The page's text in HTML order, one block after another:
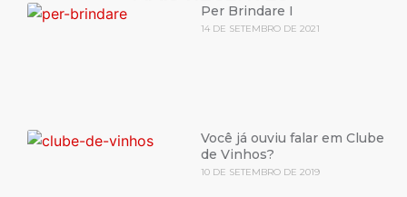
Per Brindare I
14 DE SETEMBRO DE 2021
Você já ouviu falar em Clube
de Vinhos?
10 DE SETEMBRO DE 2019